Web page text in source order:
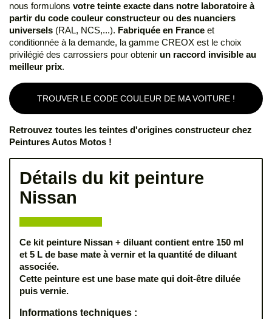
nous formulons votre teinte exacte dans notre laboratoire à
partir du code couleur constructeur ou des nuanciers
universels (RAL, NCS,...). Fabriquée en France et
conditionnée à la demande, la gamme CREOX est le choix
privilégié des carrossiers pour obtenir un raccord invisible au
meilleur prix.
TROUVER LE CODE COULEUR DE MA VOITURE !
Retrouvez toutes les teintes d'origines constructeur chez
Peintures Autos Motos !
Détails du kit peinture
Nissan
Ce kit peinture Nissan + diluant contient entre 150 ml
et 5 L de base mate à vernir et la quantité de diluant
associée.
Cette peinture est une base mate qui doit-être diluée
puis vernie.
Informations techniques :